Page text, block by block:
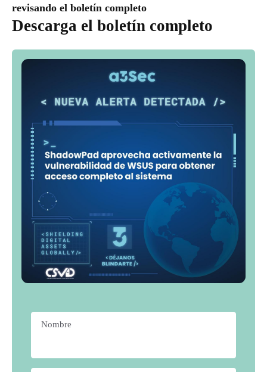
revisando el boletín completo
Descarga el boletín completo
Nombre